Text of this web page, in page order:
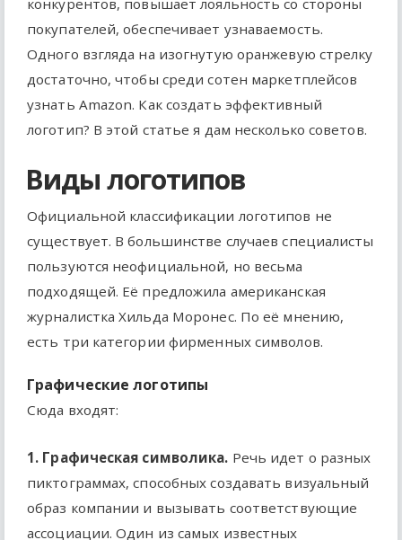
покупателей, обеспечивает узнаваемость.
Одного взгляда на изогнутую оранжевую стрелку
достаточно, чтобы среди сотен маркетплейсов
узнать Amazon. Как создать эффективный
логотип? В этой статье я дам несколько советов.
Виды логотипов
Официальной классификации логотипов не
существует. В большинстве случаев специалисты
пользуются неофициальной, но весьма
подходящей. Её предложила американская
журналистка Хильда Моронес. По её мнению,
есть три категории фирменных символов.
Графические логотипы
Сюда входят:
1. Графическая символика. Речь идет о разных
пиктограммах, способных создавать визуальный
образ компании и вызывать соответствующие
ассоциации. Один из самых известных